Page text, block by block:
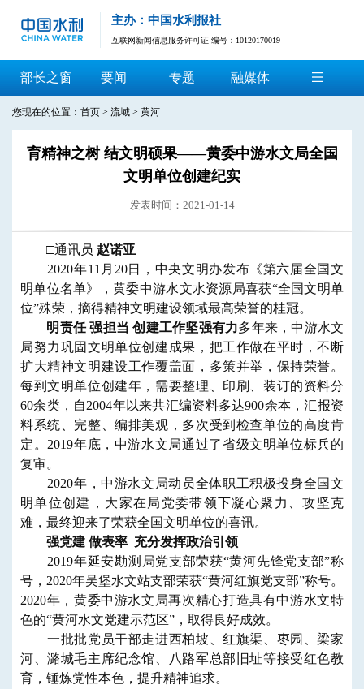
主办：中国水利报社
互联网新闻信息服务许可证 编号：10120170019
部长之窗 要闻 专题 融媒体
您现在的位置： 首页 > 流域 > 黄河
育精神之树 结文明硕果——黄委中游水文局全国
文明单位创建纪实
发表时间：2021-01-14
□通讯员 赵诺亚
2020年11月20日，中央文明办发布《第六届全国文
明单位名单》，黄委中游水文水资源局喜获“全国文明单
位”殊荣，摘得精神文明建设领域最高荣誉的桂冠。
明责任 强担当 创建工作坚强有力多年来，中游水文
局努力巩固文明单位创建成果，把工作做在平时，不断
扩大精神文明建设工作覆盖面，多策并举，保持荣誉。
每到文明单位创建年，需要整理、印刷、装订的资料分
60余类，自2004年以来共汇编资料多达900余本，汇报资
料系统、完整、编排美观，多次受到检查单位的高度肯
定。2019年底，中游水文局通过了省级文明单位标兵的
复审。
2020年，中游水文局动员全体职工积极投身全国文
明单位创建，大家在局党委带领下凝心聚力、攻坚克
难，最终迎来了荣获全国文明单位的喜讯。
强党建 做表率 充分发挥政治引领
2019年延安勘测局党支部荣获“黄河先锋党支部”称
号，2020年吴堡水文站支部荣获“黄河红旗党支部”称号。
2020年，黄委中游水文局再次精心打造具有中游水文特
色的“黄河水文党建示范区”，取得良好成效。
一批批党员干部走进西柏坡、红旗渠、枣园、梁家
河、潞城毛主席纪念馆、八路军总部旧址等接受红色教
育，锤炼党性本色，提升精神追求。